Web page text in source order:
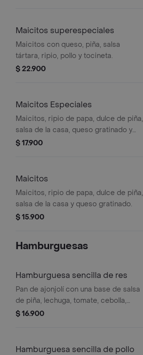
Maicitos superespeciales
Maicitos con queso, piña, salsa
tártara, ripio, pollo y tocineta.
$ 22.900
Maicitos Especiales
Maicitos, ripio de papa, dulce de piña,
salsa de la casa, queso gratinado y
trocitos de tocineta.
$ 17.900
Maicitos
Maicitos, ripio de papa, dulce de piña,
salsa de la casa y queso gratinado.
$ 15.900
Hamburguesas
Hamburguesa sencilla de res
Pan de ajonjolí con una base de salsa
de piña, lechuga, tomate, cebolla,
carne de res, queso mozarela , salsa
$ 16.900
Hamburguesa sencilla de pollo